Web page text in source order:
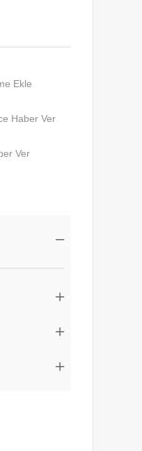
Ekle
Haber Ver
Ver